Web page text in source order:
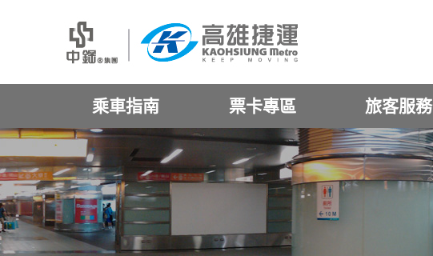
乘車指南 票卡專區 旅客服務